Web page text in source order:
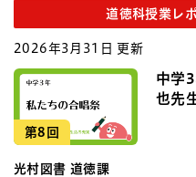
道徳科授業レ
2026年3月31日 更新
第8回
中学
也先
光村図書 道徳課